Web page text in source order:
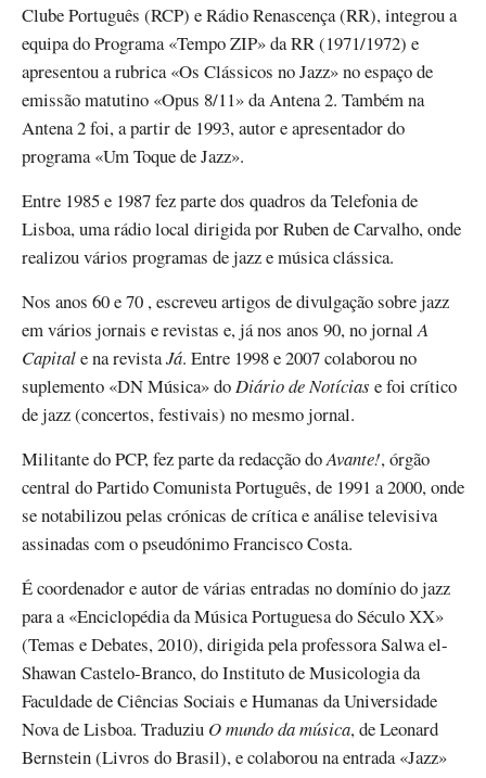
Clube Português (RCP) e Rádio Renascença (RR), integrou a
equipa do Programa «Tempo ZIP» da RR (1971/1972) e
apresentou a rubrica «Os Clássicos no Jazz» no espaço de
emissão matutino «Opus 8/11» da Antena 2. Também na
Antena 2 foi, a partir de 1993, autor e apresentador do
programa «Um Toque de Jazz».
Entre 1985 e 1987 fez parte dos quadros da Telefonia de
Lisboa, uma rádio local dirigida por Ruben de Carvalho, onde
realizou vários programas de jazz e música clássica.
Nos anos 60 e 70 , escreveu artigos de divulgação sobre jazz
em vários jornais e revistas e, já nos anos 90, no jornalA
Capitale na revistaJá. Entre 1998 e 2007 colaborou no
suplemento «DN Música» doDiário de Notícias e foi crítico
de jazz (concertos, festivais) no mesmo jornal.
Militante do PCP, fez parte da redacção doAvante!, órgão
central do Partido Comunista Português, de 1991 a 2000, onde
se notabilizou pelas crónicas de crítica e análise televisiva
assinadas com o pseudónimo Francisco Costa.
É coordenador e autor de várias entradas no domínio do jazz
para a «Enciclopédia da Música Portuguesa do Século XX»
(Temas e Debates, 2010), dirigida pela professora Salwa el-
Shawan Castelo-Branco, do Instituto de Musicologia da
Faculdade de Ciências Sociais e Humanas da Universidade
Nova de Lisboa. Traduziu O mundo da música, de Leonard
Bernstein (Livros do Brasil), e colaborou na entrada «Jazz»